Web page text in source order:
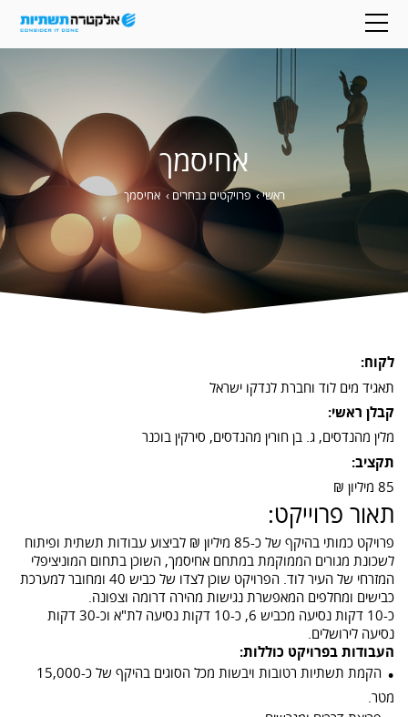
אחיסמך
ראשי›פרויקטים נבחרים › אחיסמך
לקוח:
תאגיד מים לוד וחברת לנדקו ישראל
קבלן ראשי:
מלין מהנדסים, ג. בן חורין מהנדסים, סירקין בוכנר
תקציב:
85 מיליון ₪
תאור פרוייקט:
פרויקט כמותי בהיקף של כ-85 מיליון ₪ לביצוע עבודות תשתית ופיתוח
לשכונת מגורים הממוקמת במתחם אחיסמך, השוכן בתחום המוניציפלי
המזרחי של העיר לוד. הפרויקט שוכן לצדו של כביש 40 ומחובר למערכת
כבישים ומחלפים המאפשרת נגישות מהירה דרומה וצפונה.
כ-10 דקות נסיעה מכביש 6, כ-10 דקות נסיעה לת"א וכ-30 דקות
נסיעה לירושלים.
העבודות בפרויקט כוללות:
הקמת תשתיות רטובות ויבשות מכל הסוגים בהיקף של כ-15,000
מטר.